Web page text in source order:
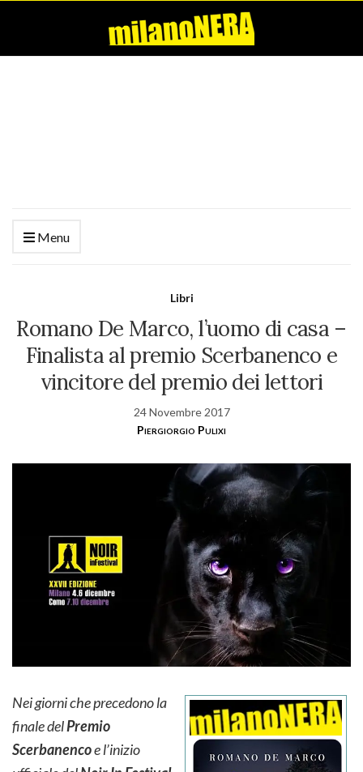
Menu
Libri
Romano De Marco, l’uomo di casa –
Finalista al premio Scerbanenco e
vincitore del premio dei lettori
24 Novembre 2017
Piergiorgio Pulixi
Nei giorni che precedono la
finale delPremio
Scerbanencoe l’inizio